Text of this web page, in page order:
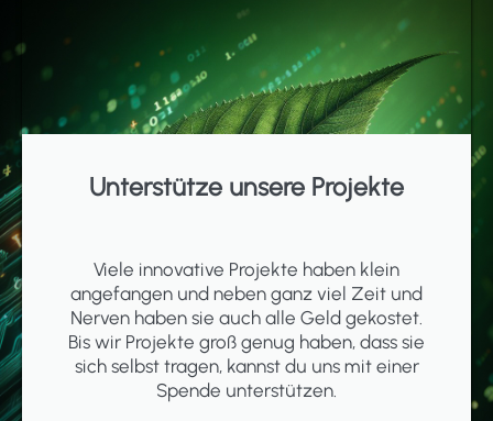
Unterstütze unsere Projekte
Viele innovative Projekte haben klein
angefangen und neben ganz viel Zeit und
Nerven haben sie auch alle Geld gekostet.
Bis wir Projekte groß genug haben, dass sie
sich selbst tragen, kannst du uns mit einer
Spende unterstützen.